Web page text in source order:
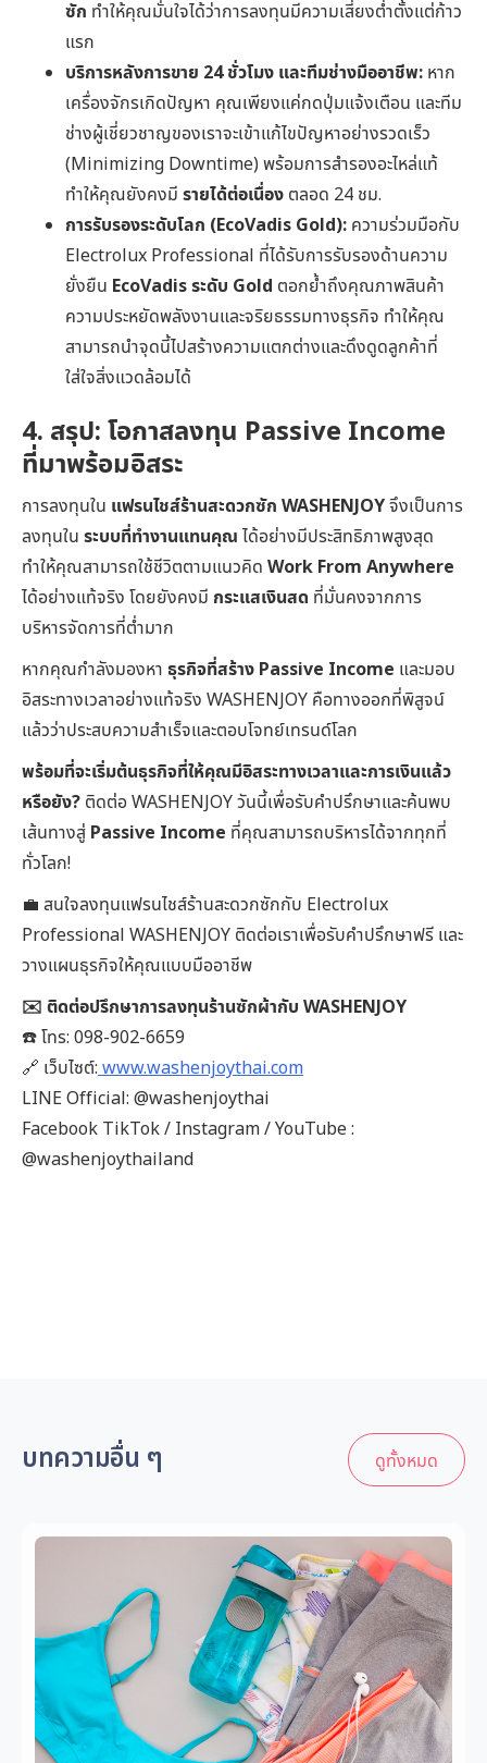
ซัก ทำให้คุณมั่นใจได้ว่าการลงทุนมีความเสี่ยงต่ำตั้งแต่ก้าว
แรก
บริการหลังการขาย 24 ชั่วโมง และทีมช่างมืออาชีพ: หาก
เครื่องจักรเกิดปัญหา คุณเพียงแค่กดปุ่มแจ้งเตือน และทีม
ช่างผู้เชี่ยวชาญของเราจะเข้าแก้ไขปัญหาอย่างรวดเร็ว
(Minimizing Downtime) พร้อมการสำรองอะไหล่แท้
ทำให้คุณยังคงมี รายได้ต่อเนื่อง ตลอด 24 ชม.
การรับรองระดับโลก (EcoVadis Gold): ความร่วมมือกับ
Electrolux Professional ที่ได้รับการรับรองด้านความ
ยั่งยืน EcoVadis ระดับ Gold ตอกย้ำถึงคุณภาพสินค้า
ความประหยัดพลังงานและจริยธรรมทางธุรกิจ ทำให้คุณ
สามารถนำจุดนี้ไปสร้างความแตกต่างและดึงดูดลูกค้าที่
ใส่ใจสิ่งแวดล้อมได้
4. สรุป: โอกาสลงทุน Passive Income
ที่มาพร้อมอิสระ
การลงทุนใน แฟรนไชส์ร้านสะดวกซัก WASHENJOYจึงเป็นการ
ลงทุนใน ระบบที่ทำงานแทนคุณ ได้อย่างมีประสิทธิภาพสูงสุด
ทำให้คุณสามารถใช้ชีวิตตามแนวคิด Work From Anywhere
ได้อย่างแท้จริง โดยยังคงมี กระแสเงินสด ที่มั่นคงจากการ
บริหารจัดการที่ต่ำมาก
หากคุณกำลังมองหา ธุรกิจที่สร้าง Passive Income และมอบ
อิสระทางเวลาอย่างแท้จริง WASHENJOY คือทางออกที่พิสูจน์
แล้วว่าประสบความสำเร็จและตอบโจทย์เทรนด์โลก
พร้อมที่จะเริ่มต้นธุรกิจที่ให้คุณมีอิสระทางเวลาและการเงินแล้ว
หรือยัง? ติดต่อ WASHENJOY วันนี้เพื่อรับคำปรึกษาและค้นพบ
เส้นทางสู่ Passive Income ที่คุณสามารถบริหารได้จากทุกที่
ทั่วโลก!
💼 สนใจลงทุนแฟรนไชส์ร้านสะดวกซักกับ Electrolux
Professional WASHENJOY ติดต่อเราเพื่อรับคำปรึกษาฟรี และ
วางแผนธุรกิจให้คุณแบบมืออาชีพ
✉️ ติดต่อปรึกษาการลงทุนร้านซักผ้ากับ WASHENJOY
☎️ โทร: 098-902-6659
🔗 เว็บไซต์: www.washenjoythai.com
LINE Official: @washenjoythai
Facebook TikTok / Instagram / YouTube :
@washenjoythailand
บทความอื่น ๆ ดูทั้งหมด